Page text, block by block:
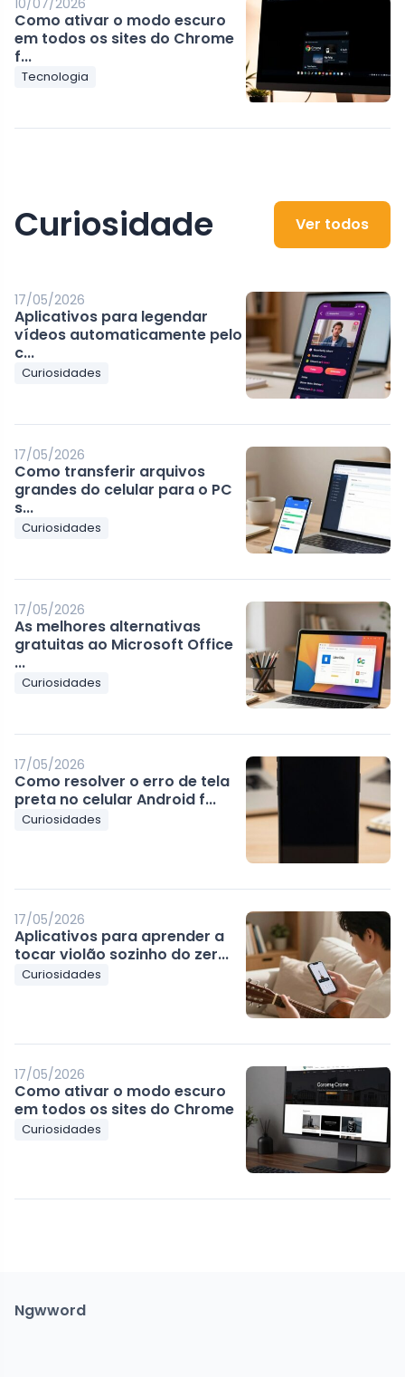
Como ativar o modo escuro
em todos os sites do Chrome
f...
Tecnologia
Curiosidade Ver todos
17/05/2026
Aplicativos para legendar
vídeos automaticamente pelo
c...
Curiosidades
17/05/2026
Como transferir arquivos
grandes do celular para o PC
s...
Curiosidades
17/05/2026
As melhores alternativas
gratuitas ao Microsoft Office
...
Curiosidades
17/05/2026
Como resolver o erro de tela
preta no celular Android f...
Curiosidades
17/05/2026
Aplicativos para aprender a
tocar violão sozinho do zer...
Curiosidades
17/05/2026
Como ativar o modo escuro
em todos os sites do Chrome
Curiosidades
Ngwword